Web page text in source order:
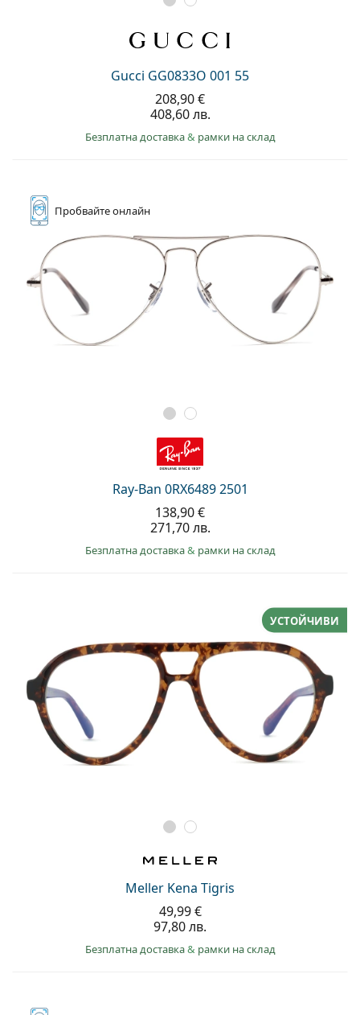
Gucci GG0833O 001 55
208,90 €
408,60 лв.
Безплатна доставка& рамки на склад
Пробвайтеонлайн
Ray-Ban 0RX6489 2501
138,90 €
271,70 лв.
Безплатна доставка& рамки на склад
Meller Kena Tigris
УСТОЙЧИВИ
49,99 €
97,80 лв.
Безплатна доставка& рамки на склад